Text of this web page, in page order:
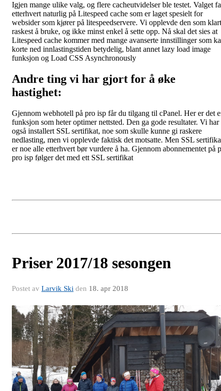
Igjen mange ulike valg, og flere cacheutvidelser ble testet. Valget
etterhvert naturlig på Litespeed cache som er laget spesielt for
websider som kjører på litespeedservere. Vi opplevde den som klart
raskest å bruke, og ikke minst enkel å sette opp. Nå skal det sies at
Litespeed cache kommer med mange avanserte innstillinger som
korte ned innlastingstiden betydelig, blant annet lazy load image
funksjon og Load CSS Asynchronously
Andre ting vi har gjort for å øke
hastighet:
Gjennom webhotell på pro isp får du tilgang til cPanel. Her er det
funksjon som heter optimer nettsted. Den ga gode resultater. Vi har
også installert SSL sertifikat, noe som skulle kunne gi raskere
nedlasting, men vi opplevde faktisk det motsatte. Men SSL
er noe alle etterhvert bør vurdere å ha. Gjennom abonnementet på
pro isp følger det med ett SSL sertifikat
Priser 2017/18 sesongen
Postet av Larvik Ski den 18. apr 2018